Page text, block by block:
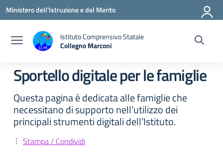
Vai ai contenuti
Vai al menu di navigazione
Vai al footer
Ministero dell'Istruzione e del Merito
Istituto Comprensivo Statale
Collegno Marconi
Sportello digitale per le famiglie
Questa pagina è dedicata alle famiglie che
necessitano di supporto nell’utilizzo dei
principali strumenti digitali dell’Istituto.
Stampa / Condividi